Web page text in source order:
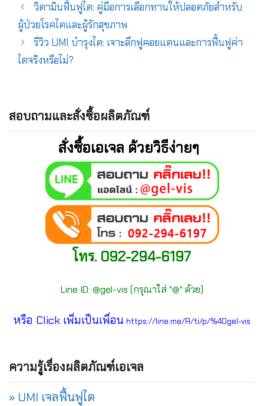
วิตามินฟื้นฟูไต: คู่มือการเลือกทานให้ปลอดภัยสำหรับ
ผู้ป่วยโรคไตและผู้รักสุขภาพ
รีวิว UMI บำรุงไต: เจาะลึกฟูคอยแดนและการฟื้นฟูค่า
ไตจริงหรือไม่?
สอบถามและสั่งซื้อผลิตภัณฑ์
สั่งซื้อเอเจล ด้วยวิธีง่ายๆ
โทร. 092-294-6197
Line ID: @gel-vis (กรุณาใส่ "@" ด้วย)
หรือ Click เพิ่มเป็นเพื่อน https://line.me/R/ti/p/%40gel-vis
ความรู้เรื่องผลิตภัณฑ์เอเจล
» UMI เจลฟื้นฟูไต